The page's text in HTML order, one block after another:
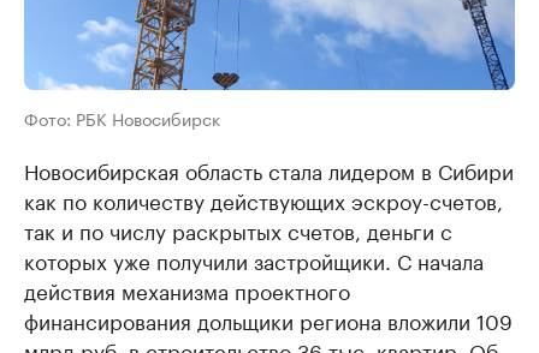
Фото: РБК Новосибирск
Новосибирская область стала лидером в Сибири
как по количеству действующих эскроу-счетов,
так и по числу раскрытых счетов, деньги с
которых уже получили застройщики. С начала
действия механизма проектного
финансирования дольщики региона вложили 109